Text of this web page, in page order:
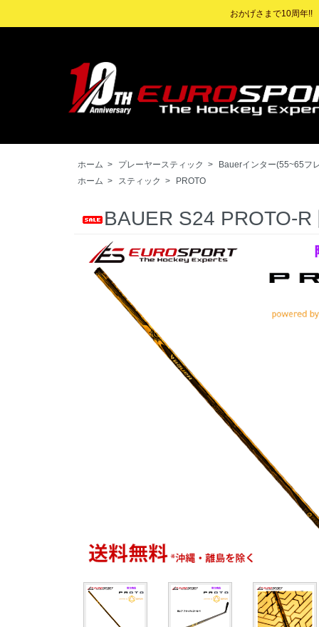
おかげさまで10周年
ホーム > プレーヤースティック >
Bauerインター(55~65フ
ホーム > スティック > PROTO
BAUER S24 PROTO-